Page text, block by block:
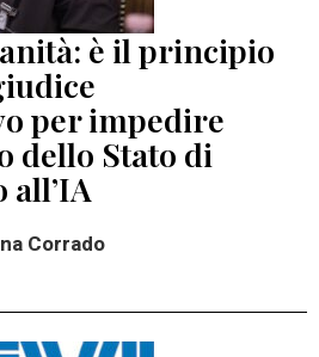
è il principio
per impedire
dello Stato di
Corrado